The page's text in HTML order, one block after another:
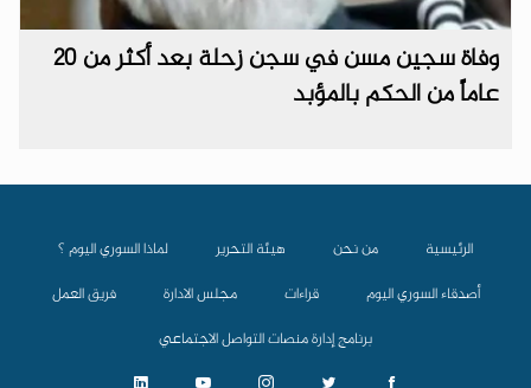
وفاة سجين مسن في سجن زحلة بعد أكثر من 20
عاماً من الحكم بالمؤبد
الرئيسية من نحن هيئة التحرير
لماذا السوري اليوم ؟
أصدقاء السوري اليوم
قراءات مجلس الادارة
فريق العمل
برنامج إدارة منصات التواصل الاجتماعي